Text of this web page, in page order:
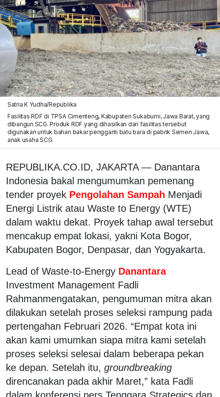
Satria K Yudha/Republika
Fasilitas RDF di TPSA Cimenteng, Kabupaten Sukabumi, Jawa Barat, yang
dibangun SCG. Produk RDF yang dihasilkan dari fasilitas tersebut
digunakan untuk bahan bakar pengganti batu bara di pabrik Semen Jawa,
anak usaha SCG.
REPUBLIKA.CO.ID, JAKARTA — Danantara
Indonesia bakal mengumumkan pemenang
tender proyek Pengolahan Sampah Menjadi
Energi Listrik atau Waste to Energy (WTE)
dalam waktu dekat. Proyek tahap awal tersebut
mencakup empat lokasi, yakni Kota Bogor,
Kabupaten Bogor, Denpasar, dan Yogyakarta.
Lead of Waste-to-Energy Danantara
Investment Management Fadli
Rahmanmengatakan, pengumuman mitra akan
dilakukan setelah proses seleksi rampung pada
pertengahan Februari 2026. “Empat kota ini
akan kami umumkan siapa mitra kami setelah
proses seleksi selesai dalam beberapa pekan
ke depan. Setelah itu, groundbreaking
direncanakan pada akhir Maret,” kata Fadli